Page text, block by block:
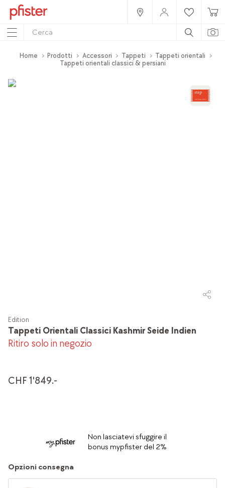
Home Prodotti Accessori Tappeti
Tappeti orientali
Tappeti orientali classici & persiani
Tappeti Orientali Classici Kashmir Seide Indien
Edition
Ritiro solo in negozio
CHF 1'849.-
Non lasciatevi sfuggire il
bonus mypfister del 2%
Opzioni consegna